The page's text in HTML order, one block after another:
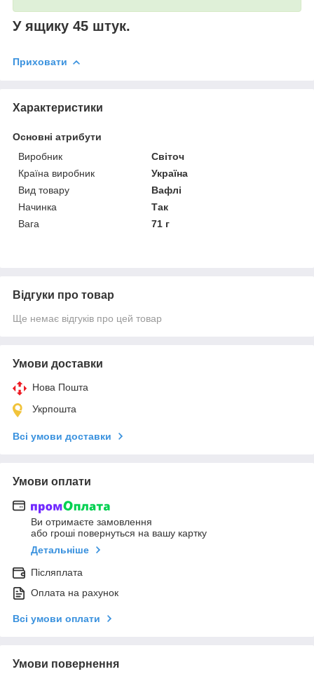
У ящику 45 штук.
Приховати
Характеристики
Основні атрибути
Виробник
Світоч
Країна виробник
Україна
Вид товару
Вафлі
Начинка
Так
Вага
71 г
Відгуки про товар
Ще немає відгуків про цей товар
Умови доставки
Нова Пошта
Укрпошта
Всі умови доставки
Умови оплати
Ви отримаєте замовлення
або гроші повернуться на вашу картку
Детальніше
Післяплата
Оплата на рахунок
Всі умови оплати
Умови повернення